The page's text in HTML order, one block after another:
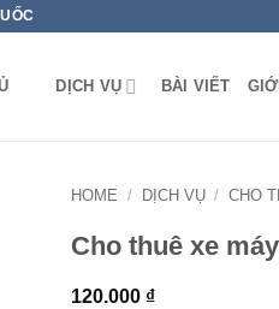
DỊCH VỤ BÀI VIẾT
HOME / DỊCH VỤ / CHO
Cho thuê xe
120.000 ₫